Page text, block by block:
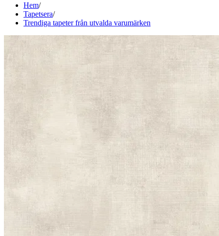
Hem/
Tapetsera/
Trendiga tapeter från utvalda varumärken